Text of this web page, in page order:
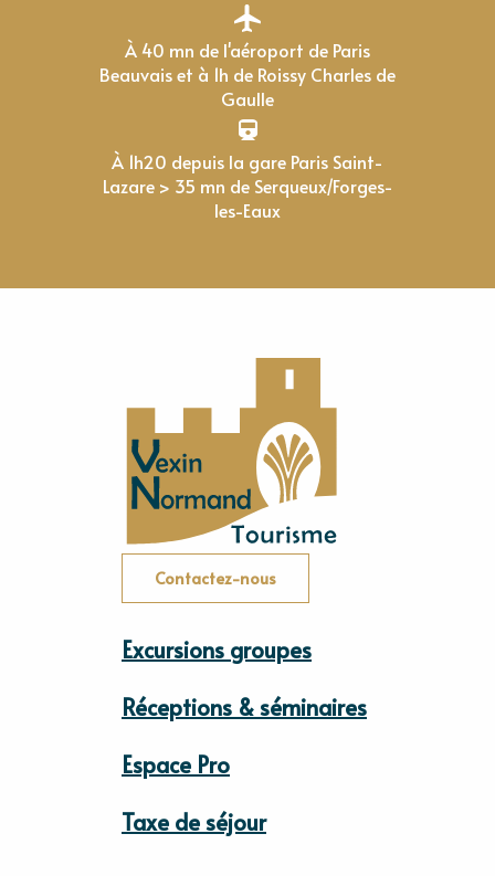
À 40 mn de l'aéroport de Paris
Beauvais et à 1h de Roissy Charles de
Gaulle
À 1h20 depuis la gare Paris Saint-
Lazare > 35 mn de Serqueux/Forges-
les-Eaux
Contactez-nous
Excursions groupes
Réceptions & séminaires
Espace Pro
Taxe de séjour